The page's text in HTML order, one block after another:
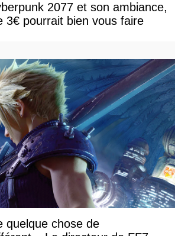
2077 et son ambiance,
3€ pourrait bien vous faire
quelque chose de